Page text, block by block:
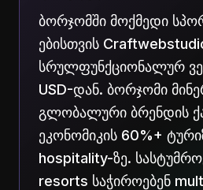
ბორჯომში მოქმედი
ებისთვის
სრულფუნქციონალურ
USD-დან. ბორჯომი
გლობალური ბრენდის
ეკონომიკის 60%+
hospitality-ზე.
resorts საჭიროებენ